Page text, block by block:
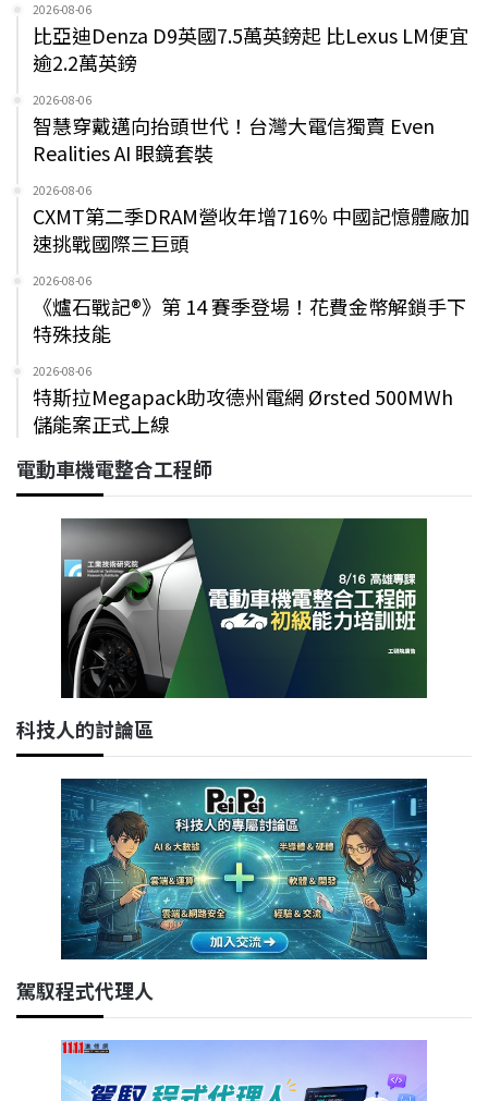
2026-08-06
比亞迪Denza D9英國7.5萬英鎊起 比Lexus LM便宜
逾2.2萬英鎊
2026-08-06
智慧穿戴邁向抬頭世代！台灣大電信獨賣 Even
Realities AI 眼鏡套裝
2026-08-06
CXMT第二季DRAM營收年增716% 中國記憶體廠加
速挑戰國際三巨頭
2026-08-06
《爐石戰記®》第 14 賽季登場！花費金幣解鎖手下
特殊技能
2026-08-06
特斯拉Megapack助攻德州電網 Ørsted 500MWh
儲能案正式上線
電動車機電整合工程師
科技人的討論區
駕馭程式代理人